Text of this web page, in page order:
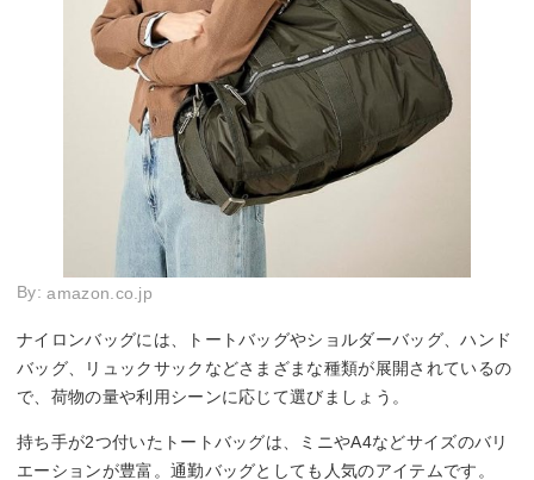
By:amazon.co.jp
ナイロンバッグには、トートバッグやショルダーバッグ、ハンド
バッグ、リュックサックなどさまざまな種類が展開されているの
で、荷物の量や利用シーンに応じて選びましょう。
持ち手が2つ付いたトートバッグは、ミニやA4などサイズのバリ
エーションが豊富。通勤バッグとしても人気のアイテムです。